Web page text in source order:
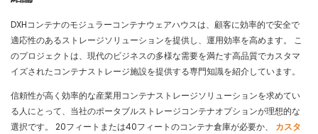
DXHコンテナのモジュラーコンテナウェアハウスは、顧客に効率的で安全で
適応性のあるストレージソリューションを提供し、運用効率を高めます。 こ
のプロジェクトは、現代のビジネスの多様な需要を満たす高品質でカスタマ
イズされたコンテナストレージ施設を提供する専門知識を紹介しています。
信頼性が高く効率的な産業用コンテナストレージソリューションを求めてい
る人にとって、当社のポータブルストレージコンテナオプションが理想的な
選択です。 20フィートまたは40フィートのコンテナ倉庫が必要か、 カスタ